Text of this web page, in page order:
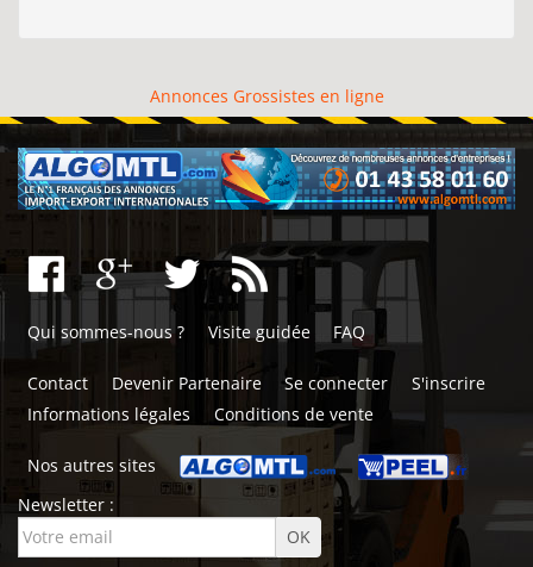
Annonces Grossistes en ligne
Qui sommes-nous ? Visite guidée FAQ
Contact Devenir Partenaire Se connecter
S'inscrire
Informations légales
Conditions de vente
Nos autres sites
Newsletter :